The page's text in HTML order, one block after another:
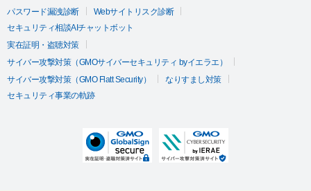
パスワード漏洩診断
Webサイトリスク診断
セキュリティ相談AIチャットボット
実在証明・盗聴対策
サイバー攻撃対策（GMOサイバーセキュリティ byイエラエ）
サイバー攻撃対策（GMO Flatt Security）
なりすまし対策
セキュリティ事業の軌跡